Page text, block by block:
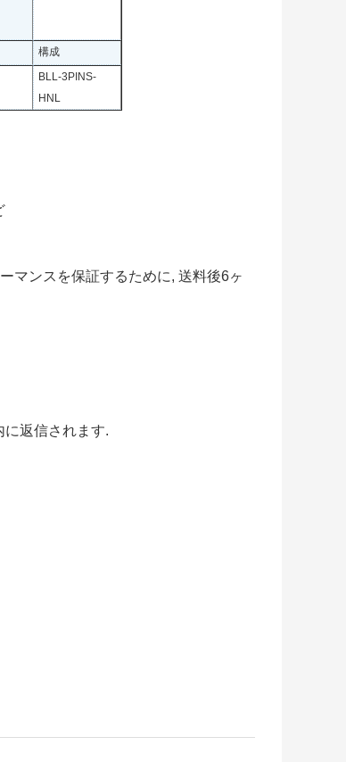
構成
BLL-3PINS-
HNL
マンスを保証するために, 送料後6ヶ
に返信されます.